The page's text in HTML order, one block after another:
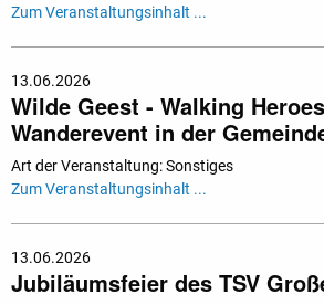
Zum Veranstaltungsinhalt ...
13.06.2026
Wilde Geest - Walking
Wanderevent in der
Art der Veranstaltung: Sonstiges
Zum Veranstaltungsinhalt ...
13.06.2026
Jubiläumsfeier des TSV